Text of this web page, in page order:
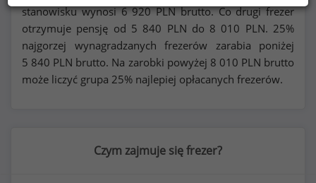
stanowisku wynosi6 920PLN brutto. Co drugi frezer
otrzymuje pensję od 5 840 PLN do 8 010 PLN. 25%
najgorzej wynagradzanych frezerów zarabia poniżej
5 840 PLN brutto. Na zarobki powyżej 8 010 PLN brutto
może liczyć grupa 25% najlepiej opłacanych frezerów.
Czym zajmuje się frezer?